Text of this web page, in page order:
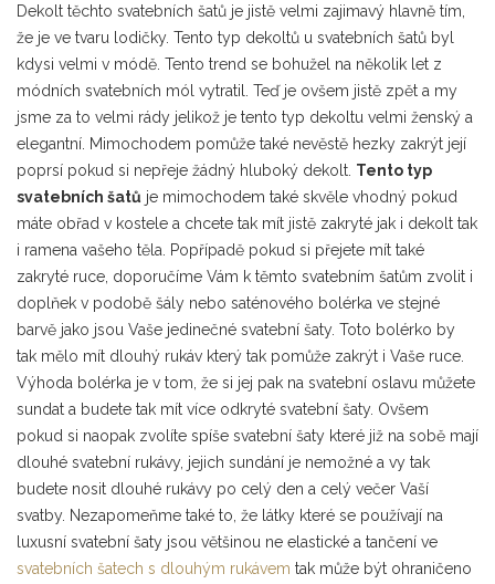
Dekolt těchto svatebních šatů je jistě velmi zajimavý hlavně tím,
že je ve tvaru lodičky. Tento typ dekoltů u svatebních šatů byl
kdysi velmi v módě. Tento trend se bohužel na několik let z
módních svatebních mól vytratil. Teď je ovšem jistě zpět a my
jsme za to velmi rády jelikož je tento typ dekoltu velmi ženský a
elegantní. Mimochodem pomůže také nevěstě hezky zakrýt její
poprsí pokud si nepřeje žádný hluboký dekolt. Tento typ
svatebních šatů je mimochodem také skvěle vhodný pokud
máte obřad v kostele a chcete tak mít jistě zakryté jak i dekolt tak
i ramena vašeho těla. Popřípadě pokud si přejete mít také
zakryté ruce, doporučíme Vám k těmto svatebním šatům zvolit i
doplňek v podobě šály nebo saténového bolérka ve stejné
barvě jako jsou Vaše jedinečné svatební šaty. Toto bolérko by
tak mělo mít dlouhý rukáv který tak pomůže zakrýt i Vaše ruce.
Výhoda bolérka je v tom, že si jej pak na svatební oslavu můžete
sundat a budete tak mít více odkryté svatební šaty. Ovšem
pokud si naopak zvolíte spíše svatební šaty které již na sobě mají
dlouhé svatební rukávy, jejich sundání je nemožné a vy tak
budete nosit dlouhé rukávy po celý den a celý večer Vaší
svatby. Nezapomeňme také to, že látky které se používají na
luxusní svatební šaty jsou většinou ne elastické a tančení ve
svatebních šatech s dlouhým rukávem tak může být ohraničeno